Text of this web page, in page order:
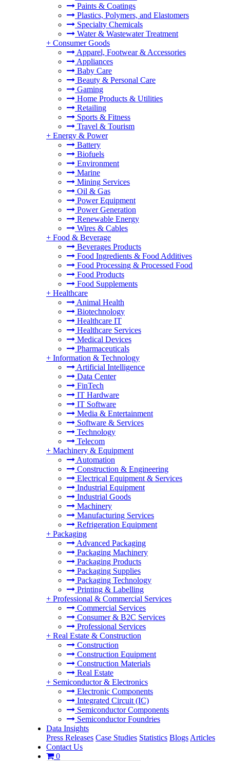
Paints & Coatings
Plastics, Polymers, and Elastomers
Specialty Chemicals
Water & Wastewater Treatment
+ Consumer Goods
Apparel, Footwear & Accessories
Appliances
Baby Care
Beauty & Personal Care
Gaming
Home Products & Utilities
Retailing
Sports & Fitness
Travel & Tourism
+ Energy & Power
Battery
Biofuels
Environment
Marine
Mining Services
Oil & Gas
Power Equipment
Power Generation
Renewable Energy
Wires & Cables
+ Food & Beverage
Beverages Products
Food Ingredients & Food Additives
Food Processing & Processed Food
Food Products
Food Supplements
+ Healthcare
Animal Health
Biotechnology
Healthcare IT
Healthcare Services
Medical Devices
Pharmaceuticals
+ Information & Technology
Artificial Intelligence
Data Center
FinTech
IT Hardware
IT Software
Media & Entertainment
Software & Services
Technology
Telecom
+ Machinery & Equipment
Automation
Construction & Engineering
Electrical Equipment & Services
Industrial Equipment
Industrial Goods
Machinery
Manufacturing Services
Refrigeration Equipment
+ Packaging
Advanced Packaging
Packaging Machinery
Packaging Products
Packaging Supplies
Packaging Technology
Printing & Labelling
+ Professional & Commercial Services
Commercial Services
Consumer & B2C Services
Professional Services
+ Real Estate & Construction
Construction
Construction Equipment
Construction Materials
Real Estate
+ Semiconductor & Electronics
Electronic Components
Integrated Circuit (IC)
Semiconductor Components
Semiconductor Foundries
Data Insights
Press Releases Case Studies Statistics Blogs Articles
Contact Us
0